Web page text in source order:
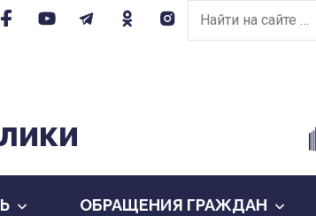
Найти
на
ОБРАЩЕНИЯ ГРАЖДАН